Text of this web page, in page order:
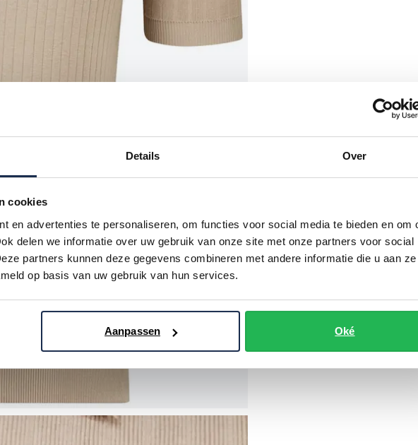
Details Over
cookies
en advertenties te personaliseren, om functies voor social media te bieden en om
delen we informatie over uw gebruik van onze site met onze partners voor social
partners kunnen deze gegevens combineren met andere informatie die u aan
op basis van uw gebruik van hun services.
Aanpassen Oké